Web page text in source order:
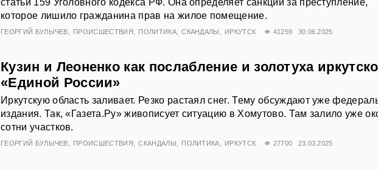
статьи 159 Уголовного кодекса РФ. Она определяет санкции за преступление,
которое лишило гражданина прав на жилое помещение.
ГЕОРГИЙ БУЛЫЧЕВ ПРОИСШЕСТВИЯ ПОЛИТИКА СКАНДАЛЫ ИРКУТСК 41259 30.06.2025
Кузин и Леоненко как послабление и золотуха
«Единой России»
Иркутскую область заливает. Резко растаял снег. Тему обсуждают уже
издания. Так, «Газета.Ру» живописует ситуацию в Хомутово. Там залило уже
сотни участков.
ГЕОРГИЙ БУЛЫЧЕВ ПРОИСШЕСТВИЯ СКАНДАЛЫ ПОЛИТИКА ИРКУТСК 27700 23.03.2025